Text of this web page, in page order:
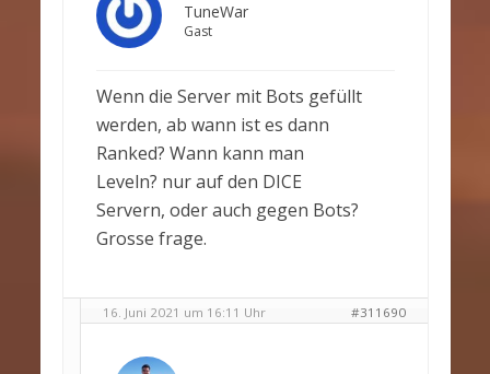
TuneWar
Gast
Wenn die Server mit Bots gefüllt
werden, ab wann ist es dann
Ranked? Wann kann man
Leveln? nur auf den DICE
Servern, oder auch gegen Bots?
Grosse frage.
16. Juni 2021 um 16:11 Uhr #311690